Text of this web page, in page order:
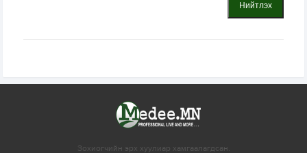
Нийтлэх
Зохиогчийн эрх хуулиар хамгаалагдсан.